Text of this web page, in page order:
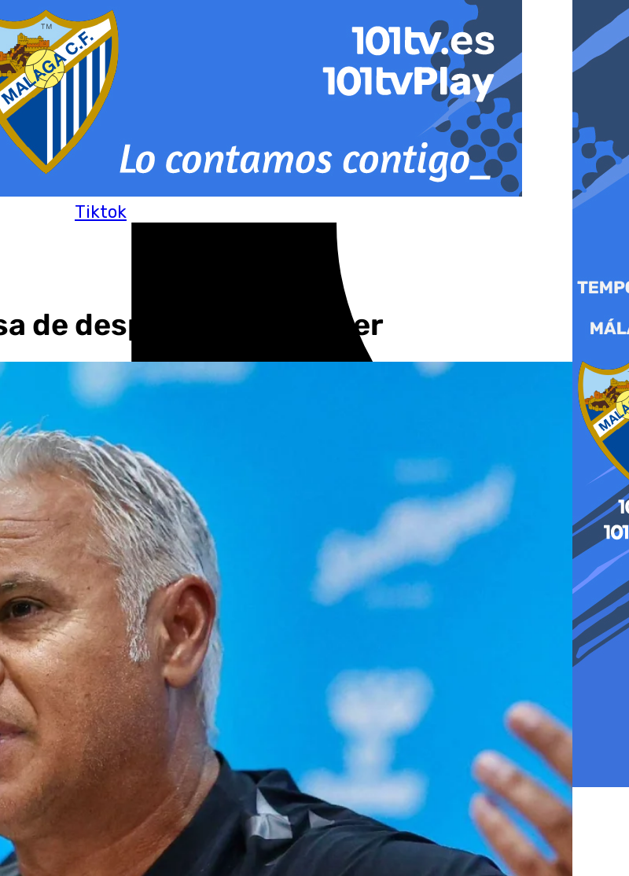
Tiktok
de despedida de Pellicer